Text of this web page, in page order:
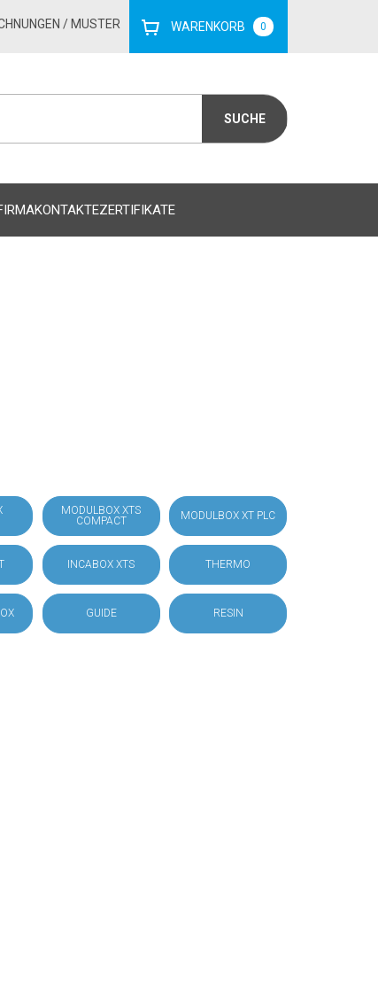
/ MUSTER WARENKORB 0
KONTAKTEZERTIFIKATE
MODULBOX XTS
COMPACT
MODULBOX XT PLC
INCABOX XTS THERMO
GUIDE RESIN